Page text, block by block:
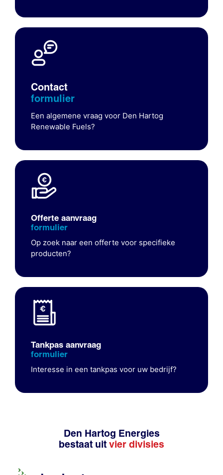
Contact
formulier
Een algemene vraag voor Den Hartog
Renewable Fuels?
Offerte aanvraag
formulier
Op zoek naar een offerte voor specifieke
producten?
Tankpas aanvraag
formulier
Interesse in een tankpas voor uw bedrijf?
Den Hartog Energies
bestaat uit vier divisies